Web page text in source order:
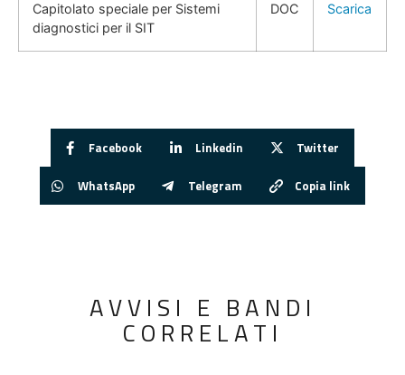
Capitolato speciale per Sistemi
diagnostici per il SIT
DOC Scarica
Facebook Linkedin Twitter
WhatsApp Telegram Copia link
AVVISI E BANDI
CORRELATI